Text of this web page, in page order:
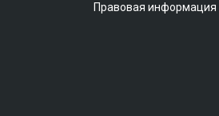
Правовая информация